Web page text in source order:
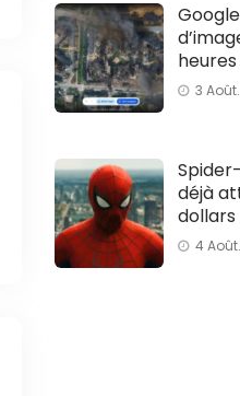
heures
3
déjà
4